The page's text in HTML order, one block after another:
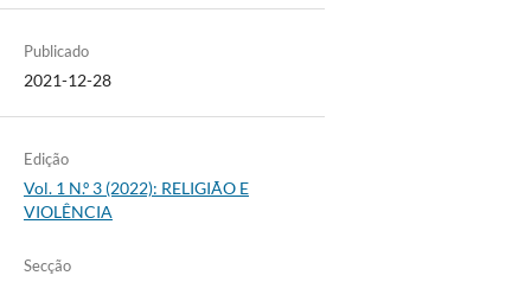
Publicado
2021-12-28
Edição
Vol. 1 N.º 3 (2022): RELIGIÃO E
VIOLÊNCIA
Secção